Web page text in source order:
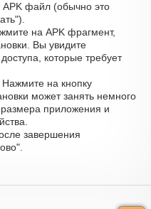
APK файл (обычно это
на APK фрагмент,
Вы увидите
которые требует
Нажмите на кнопку
может занять немного
приложения и
завершения